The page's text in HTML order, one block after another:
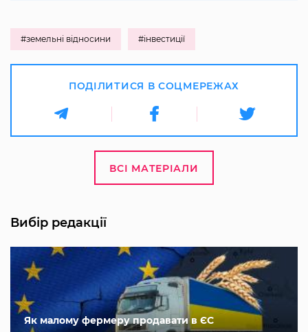
#земельні відносини #інвестиції
ПОДІЛИТИСЯ В СОЦМЕРЕЖАХ
ВСІ МАТЕРІАЛИ
Вибір редакції
Як малому фермеру продавати в ЄС